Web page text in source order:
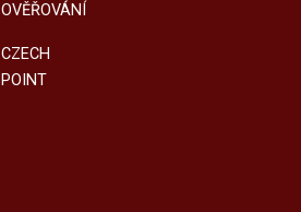
OVĚŘOVÁNÍ
CZECH
POINT